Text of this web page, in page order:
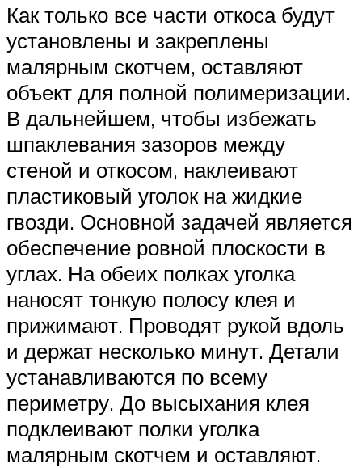
Как только все части откоса будут
установлены и закреплены
малярным скотчем, оставляют
объект для полной полимеризации.
В дальнейшем, чтобы избежать
шпаклевания зазоров между
стеной и откосом, наклеивают
пластиковый уголок на жидкие
гвозди. Основной задачей является
обеспечение ровной плоскости в
углах. На обеих полках уголка
наносят тонкую полосу клея и
прижимают. Проводят рукой вдоль
и держат несколько минут. Детали
устанавливаются по всему
периметру. До высыхания клея
подклеивают полки уголка
малярным скотчем и оставляют.